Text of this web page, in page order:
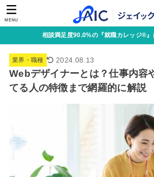
MENU
相談満足度90.0%の『就職カレッジ®
業界・職種 2024.08.13
Webデザイナーとは？仕事内容
てる人の特徴まで網羅的に解説